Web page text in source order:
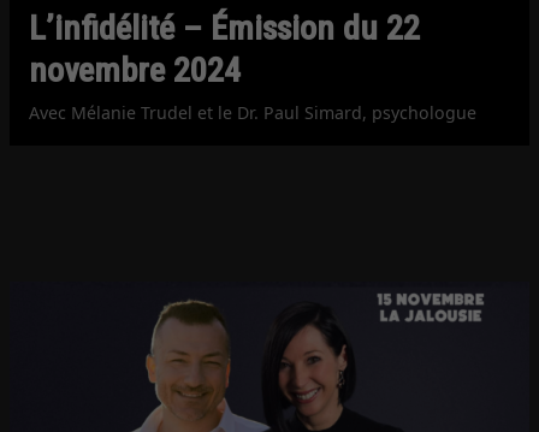
L’infidélité – Émission du 22
novembre 2024
Avec Mélanie Trudel et le Dr. Paul Simard, psychologue